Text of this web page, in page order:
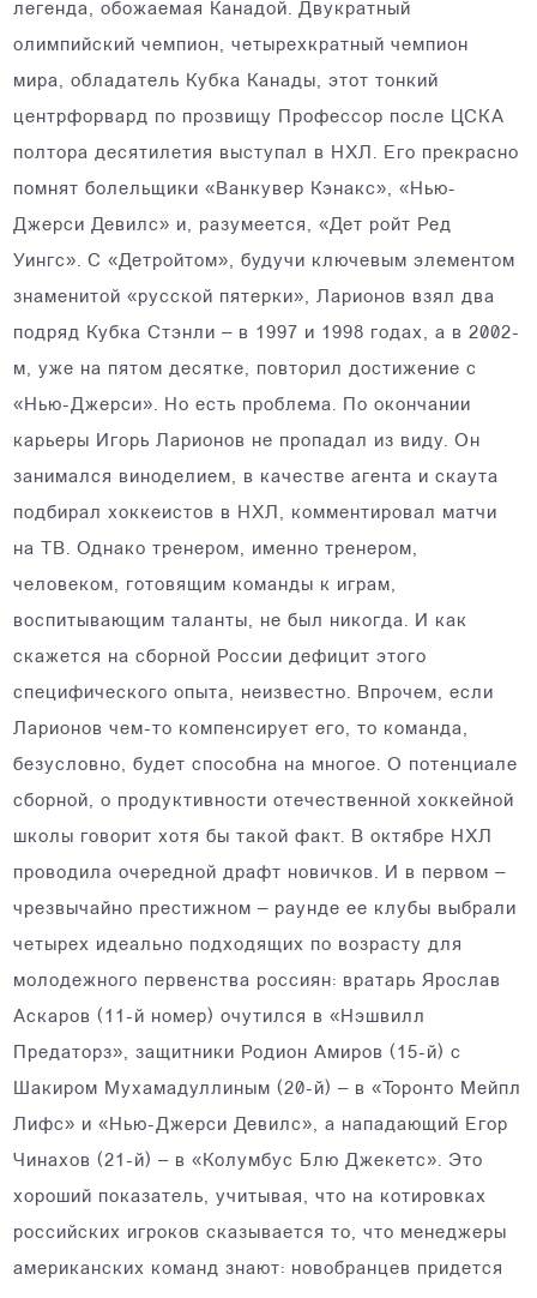
легенда, обожаемая Канадой. Двукратный
олимпийский чемпион, четырехкратный чемпион
мира, обладатель Кубка Канады, этот тонкий
центрфорвард по прозвищу Профессор после ЦСКА
полтора десятилетия выступал в НХЛ. Его прекрасно
помнят болельщики «Ванкувер Кэнакс», «Нью-
Джерси Девилс» и, разумеется, «Дет ройт Ред
Уингс». С «Детройтом», будучи ключевым элементом
знаменитой «русской пятерки», Ларионов взял два
подряд Кубка Стэнли – в 1997 и 1998 годах, а в 2002-
м, уже на пятом десятке, повторил достижение с
«Нью-Джерси». Но есть проблема. По окончании
карьеры Игорь Ларионов не пропадал из виду. Он
занимался виноделием, в качестве агента и скаута
подбирал хоккеистов в НХЛ, комментировал матчи
на ТВ. Однако тренером, именно тренером,
человеком, готовящим команды к играм,
воспитывающим таланты, не был никогда. И как
скажется на сборной России дефицит этого
специфического опыта, неизвестно. Впрочем, если
Ларионов чем-то компенсирует его, то команда,
безусловно, будет способна на многое. О потенциале
сборной, о продуктивности отечественной хоккейной
школы говорит хотя бы такой факт. В октябре НХЛ
проводила очередной драфт новичков. И в первом –
чрезвычайно престижном – раунде ее клубы выбрали
четырех идеально подходящих по возрасту для
молодежного первенства россиян: вратарь Ярослав
Аскаров (11-й номер) очутился в «Нэшвилл
Предаторз», защитники Родион Амиров (15-й) с
Шакиром Мухамадуллиным (20-й) – в «Торонто Мейпл
Лифс» и «Нью-Джерси Девилс», а нападающий Егор
Чинахов (21-й) – в «Колумбус Блю Джекетс». Это
хороший показатель, учитывая, что на котировках
российских игроков сказывается то, что менеджеры
американских команд знают: новобранцев придется